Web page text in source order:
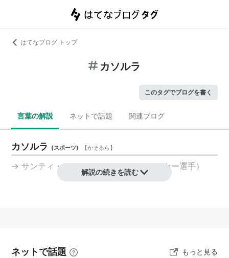
はてなブログ トップ
カソルラ
このタグでブログを書く
言葉の解説 ネットで話題 関連ブログ
カソルラ (スポーツ) 【かそるら】
→サンティ・カソルラ（スペインのサッカー選手）
解説の続きを読む
ネットで話題 もっと見る